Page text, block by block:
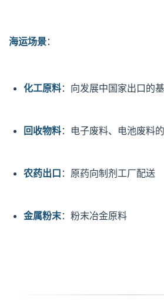
海运场景：
化工原料：向发展中国家出口的
回收物料：电子废料、电池废料
农药出口 ：原药向制剂工厂配送
金属粉末：粉末冶金原料